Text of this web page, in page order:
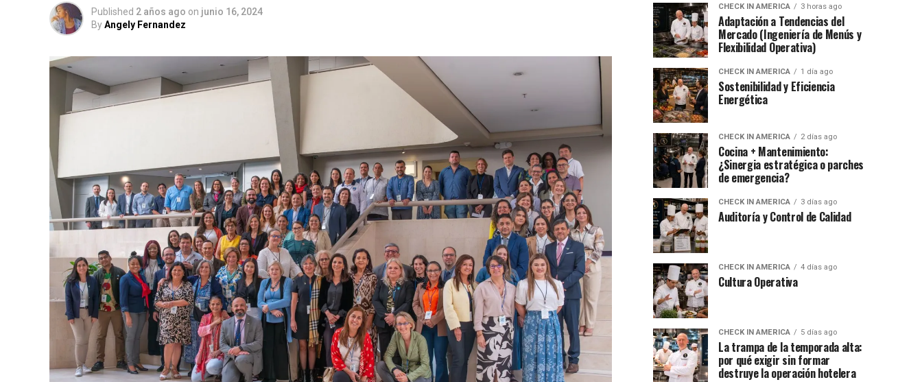
Published 2 años ago on junio 16, 2024
ByAngely Fernandez
CHECK IN AMERICA 3 horas ago
Adaptación a Tendencias del
Mercado (Ingeniería de Menús y
Flexibilidad Operativa)
CHECK IN AMERICA 1 día ago
Sostenibilidad y Eficiencia
Energética
CHECK IN AMERICA 2 días ago
Cocina + Mantenimiento:
¿Sinergia estratégica o parches
de emergencia?
CHECK IN AMERICA 3 días ago
Auditoría y Control de Calidad
CHECK IN AMERICA 4 días ago
Cultura Operativa
CHECK IN AMERICA 5 días ago
La trampa de la temporada alta:
por qué exigir sin formar
destruye la operación hotelera